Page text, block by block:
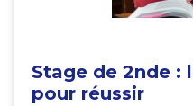
Stage de 2nde :
pour réussir